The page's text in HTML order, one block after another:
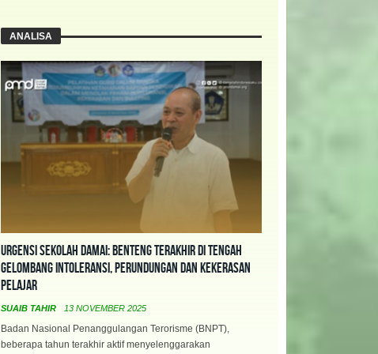
ANALISA
Urgensi Sekolah Damai: Benteng Terakhir di Tengah
Gelombang Intoleransi, Perundungan dan Kekerasan
Pelajar
SUAIB TAHIR 13 NOVEMBER 2025
Badan Nasional Penanggulangan Terorisme (BNPT),
beberapa tahun terakhir aktif menyelenggarakan